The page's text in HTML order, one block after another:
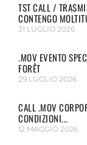
TST CALL /
CONTENGO
31 LUGLIO 2026
.MOV EVENTO
FORÊT
29 LUGLIO 2026
CALL .MOV
CONDIZIONI...
12 MAGGIO 2026